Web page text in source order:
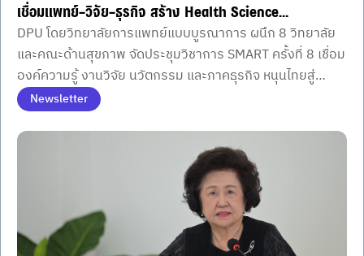
เชื่อมแพทย์–วิจัย–ธุรกิจ สร้าง Health Science
Ecosystem ขับเคลื่อนไทยสู่ Medical & Wellness Hub
สอดรับนโยบาย สธ. มุ่งป้องกันโรค
DPU โดยวิทยาลัยการแพทย์แบบบูรณาการ ผนึก 8 วิทยาลัย
และคณะด้านสุขภาพ จัดประชุมวิชาการ SMART ครั้งที่ 8 เชื่อม
องค์ความรู้ งานวิจัย นวัตกรรม และภาคธุรกิจ หนุนไทยสู่
Medical & Wellness Hub สอดรับนโยบายสุขภาพเชิงป้องกัน
ของกระทรวงสาธารณสุข
Newsletter